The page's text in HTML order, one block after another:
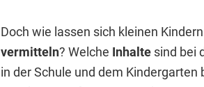
Doch wie lassen sich kleinen
vermitteln? Welche Inhalte sind bei
in der Schule und dem Kindergarten